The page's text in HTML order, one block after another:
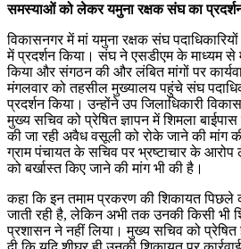
समस्याओं को लेकर यमुना रक्षक संघ का
विकासनगर में मां यमुना रक्षक संघ
में प्रदर्शन किया। संघ ने एसडीएम के माध्यम से
किया और संगठन की और लंबित मांगों पर
मंगलवार को तहसील मुख्यालय पहुंचे संघ
प्रदर्शन किया। उन्होंने उप जिलाधिकारी
मुख्य सचिव को प्रेषित ज्ञापन में शिमला बाईपास
की जा रही अवैध वसूली को रोके जाने की मांग
ग्राम पंचायत के सचिव पर भ्रष्टाचार के आरोप
को बर्खास्त किए जाने की मांग भी की है।
कहा कि इन तमाम प्रकरण की शिकायत
जाती रही है, लेकिन अभी तक उनकी किसी भी
प्रशासन ने नहीं लिया। मुख्य सचिव को प्रेषित